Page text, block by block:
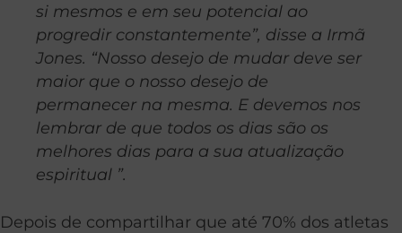
si mesmos e em seu potencial ao
progredir constantemente”, disse a Irmã
Jones. “Nosso desejo de mudar deve ser
maior que o nosso desejo de
permanecer na mesma. E devemos nos
lembrar de que todos os dias são os
melhores dias para a sua atualização
espiritual ”.
Depois de compartilhar que até 70% dos atletas